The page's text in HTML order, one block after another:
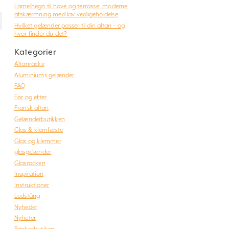
Lamelhegn til have og terrasse: moderne
afskærmning med lav vedligeholdelse
Hvilket gelænder passer til din altan – og
hvor finder du det?
Kategorier
Altanräcke
Aluminiums gelænder
FAQ
Før og efter
Fransk altan
Gelænderbutikken
Glas & klemfæste
Glas og klemmer
glasgelænder
Glasräcken
Inspiration
Instruktioner
Ledstång
Nyheder
Nyheter